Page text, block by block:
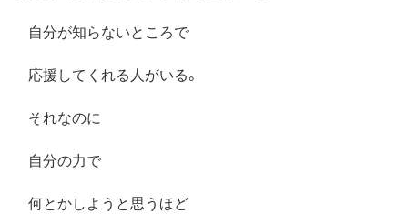
自分が知らないところで
応援してくれる人がいる。
それなのに
自分の力で
何とかしようと思うほど